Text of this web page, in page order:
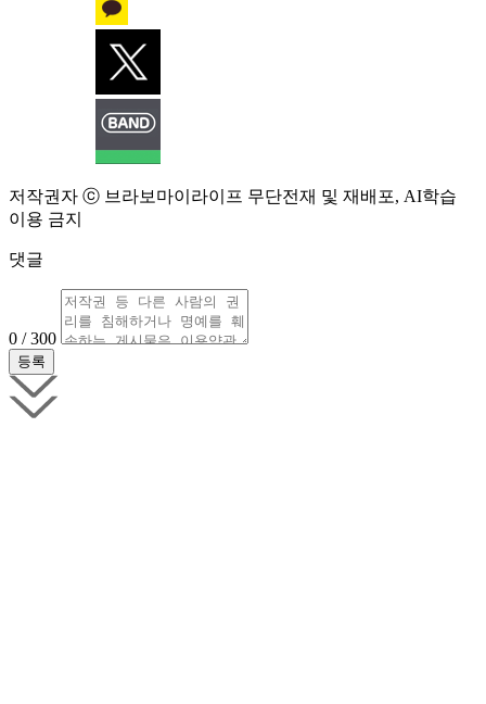
저작권자 ⓒ 브라보마이라이프 무단전재 및 재배포, AI학습
이용 금지
댓글
0 / 300